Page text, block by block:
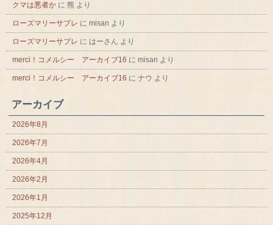
クマは悪者か に 熊 より
ローズマリーサブレ に misan より
ローズマリーサブレ に はーさん より
merci！コメルシー アーカイブ16 に misan より
merci！コメルシー アーカイブ16 に ナウ より
アーカイブ
2026年8月
2026年7月
2026年4月
2026年2月
2026年1月
2025年12月